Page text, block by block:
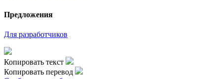
Предложения
Для разработчиков
Копировать текст
Копировать перевод